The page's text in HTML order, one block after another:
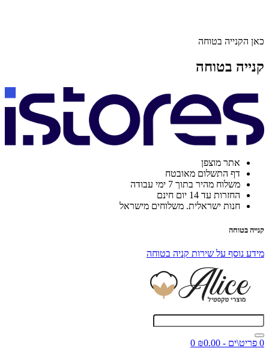
כאן הקנייה בטוחה
קנייה בטוחה
אתר מוצפן
דף התשלום מאובטח
משלוח מהיר בתוך 7 ימי עבודה
החזרות עד 14 יום חינם
חנות ישראלית. משלוחים מישראל
קנייה בטוחה
מידע נוסף על שירות קניה בטוחה
0 פריט\ים - ₪0.00
0